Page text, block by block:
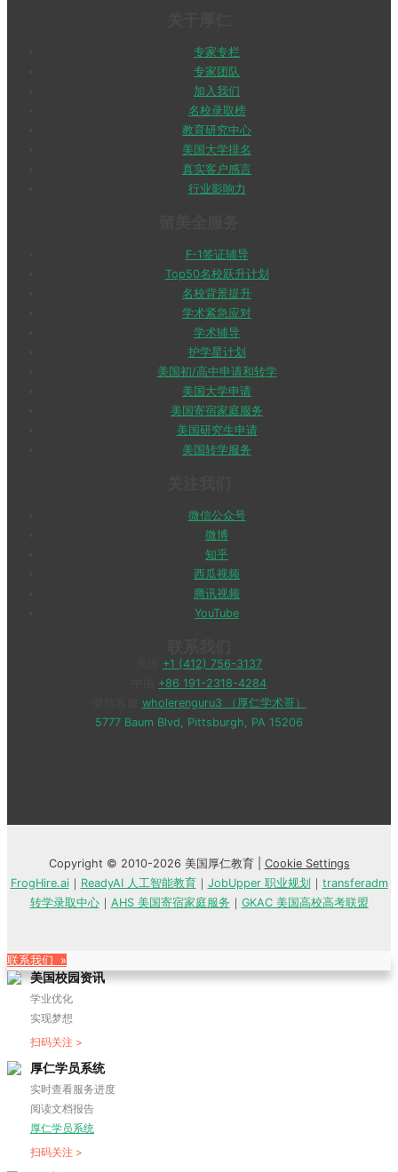
专家专栏
专家团队
加入我们
名校录取榜
教育研究中心
美国大学排名
真实客户感言
行业影响力
F-1签证辅导
Top50名校跃升计划
名校背景提升
学术紧急应对
学术辅导
护学星计划
美国初/高中申请和转学
美国大学申请
美国寄宿家庭服务
美国研究生申请
美国转学服务
微信公众号
微博
知乎
西瓜视频
腾讯视频
YouTube
+1 (412) 756-3137
+86 191-2318-4284
wholerenguru3 （厚仁学术哥）
5777 Baum Blvd, Pittsburgh, PA 15206
Copyright © 2010-2026 美国厚仁教育 | Cookie Settings
FrogHire.ai｜ ReadyAI 人工智能教育｜ JobUpper 职业规划 ｜ transferadm
转学录取中心｜ AHS 美国寄宿家庭服务 ｜ GKAC 美国高校高考联盟
联系我们 »
美国校园资讯
学业优化
实现梦想
扫码关注 >
厚仁学员系统
实时查看服务进度
阅读文档报告
厚仁学员系统
扫码关注 >